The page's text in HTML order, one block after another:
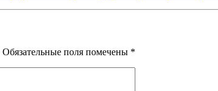
Обязательные поля помечены *